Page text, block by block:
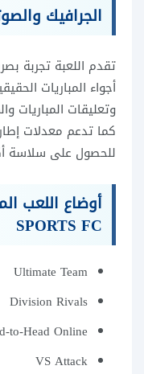
الجرافيك
تقدم اللعبة تجربة
أجواء المباريات
وتعليقات المباريات
كما تدعم معدلات
للحصول على سلاسة
SPORTS FC
Ultimate Team
Division Rivals
to-Head Online
VS Attack